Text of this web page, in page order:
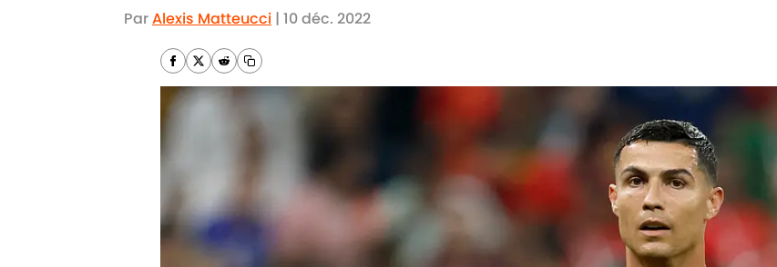
ParAlexis Matteucci | 10 déc. 2022